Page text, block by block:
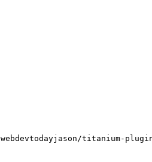
webdevtodayjason/titanium-